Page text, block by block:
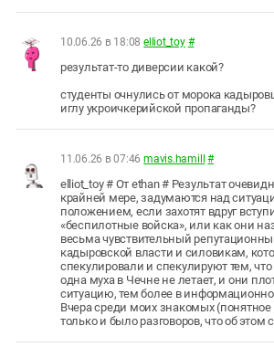
10.06.26 в 18:08 elliot_toy #
результат-то диверсии какой?
студенты очнулись от морока
иглу укроичкерийской пропаганды?
11.06.26 в 07:46 mavis.hamill #
elliot_toy # От ethan # Результат
крайней мере, задумаются над
положением, если захотят вдруг
«беспилотные войска», или как они
весьма чувствительный
кадыровской власти и силовикам,
спекулировали и спекулируют тем,
одна муха в Чечне не летает, и они
ситуацию, тем более в
Вчера среди моих знакомых (понятное
только и было разговоров, что об этом